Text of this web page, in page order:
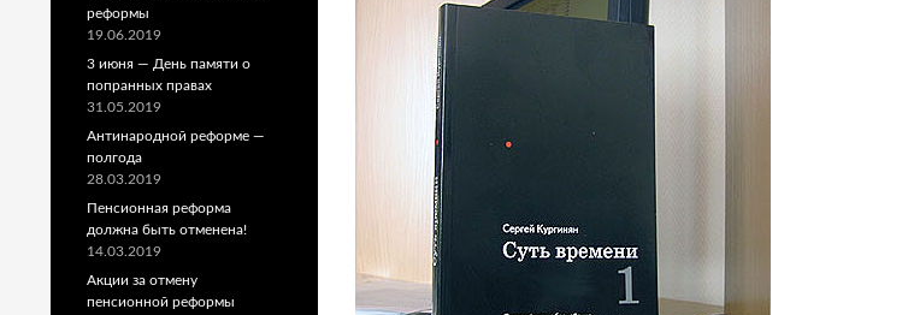
реформы
19.06.2019
3 июня — День памяти о
попранных правах
31.05.2019
Антинародной реформе —
полгода
28.03.2019
Пенсионная реформа
должна быть отменена!
14.03.2019
Акции за отмену
пенсионной реформы